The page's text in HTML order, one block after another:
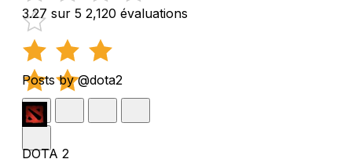
3.27 sur 5 2,120 évaluations
Posts by @dota2
DOTA 2